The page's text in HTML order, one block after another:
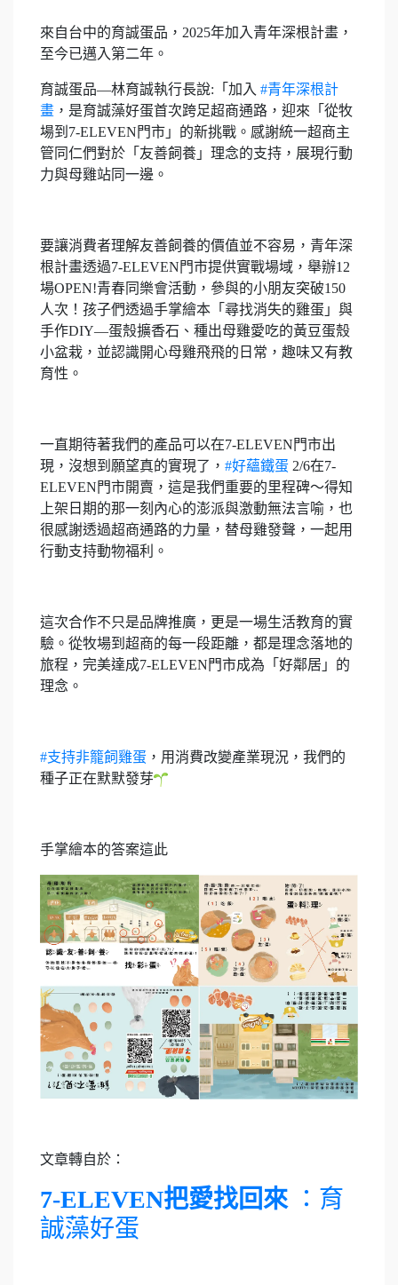
來自台中的育誠蛋品，2025年加入青年深根計畫，
至今已邁入第二年。
育誠蛋品—林育誠執行長說:「加入 #青年深根計
畫 ，是育誠藻好蛋首次跨足超商通路，迎來「從牧
場到7-ELEVEN門市」的新挑戰。感謝統一超商主
管同仁們對於「友善飼養」理念的支持，展現行動
力與母雞站同一邊。
要讓消費者理解友善飼養的價值並不容易，青年深
根計畫透過7-ELEVEN門市提供實戰場域，舉辦12
場OPEN!青春同樂會活動，參與的小朋友突破150
人次！孩子們透過手掌繪本「尋找消失的雞蛋」與
手作DIY—蛋殼擴香石、種出母雞愛吃的黃豆蛋殼
小盆栽，並認識開心母雞飛飛的日常，趣味又有教
育性。
一直期待著我們的產品可以在7-ELEVEN門市出
現，沒想到願望真的實現了， #好蘊鐵蛋 2/6在7-
ELEVEN門市開賣，這是我們重要的里程碑～得知
上架日期的那一刻內心的澎派與激動無法言喻，也
很感謝透過超商通路的力量，替母雞發聲，一起用
行動支持動物福利。
這次合作不只是品牌推廣，更是一場生活教育的實
驗。從牧場到超商的每一段距離，都是理念落地的
旅程，完美達成7-ELEVEN門市成為「好鄰居」的
理念。
#支持非籠飼雞蛋 ，用消費改變產業現況，我們的
種子正在默默發芽
手掌繪本的答案這此
文章轉自於：
7-ELEVEN把愛找回來：育
誠藻好蛋